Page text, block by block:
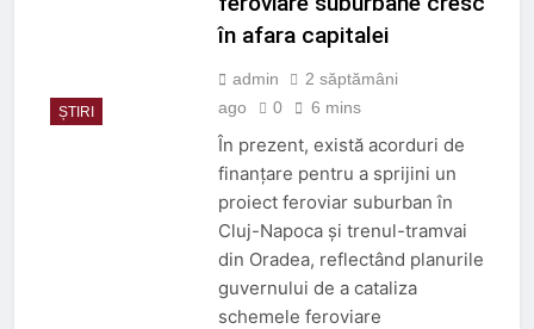
2026
2 Săptămâni Ago
Rolul telecomenzii în
operațiuni feroviare mai
sigure
ROBEL MAȘINI ȘI SCULE
3 Luni Ago
Trenul push-pull cu două
niveluri al ÖBB
3 Luni Ago
ORDIN nr. 326 din 2 aprilie
2026
ȘTIRI
în afara capitalei
admin
2 săptămâni
ago
0 6 mins
În prezent, există acorduri de
finanțare pentru a sprijini un
proiect feroviar suburban în
Cluj-Napoca și trenul-tramvai
din Oradea, reflectând planurile
guvernului de a cataliza
schemele feroviare